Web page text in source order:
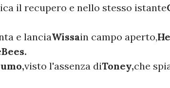
il recupero e nello stesso istante
e lanciaWissain campo aperto,
Bees.
visto l'assenza diToney,che